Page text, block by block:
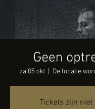
Geen
za 05 okt De locatie
Tickets zijn niet